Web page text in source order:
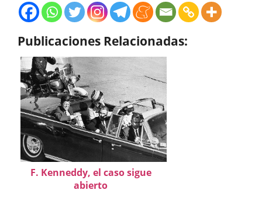
Publicaciones Relacionadas:
F. Kenneddy, el caso sigue
abierto